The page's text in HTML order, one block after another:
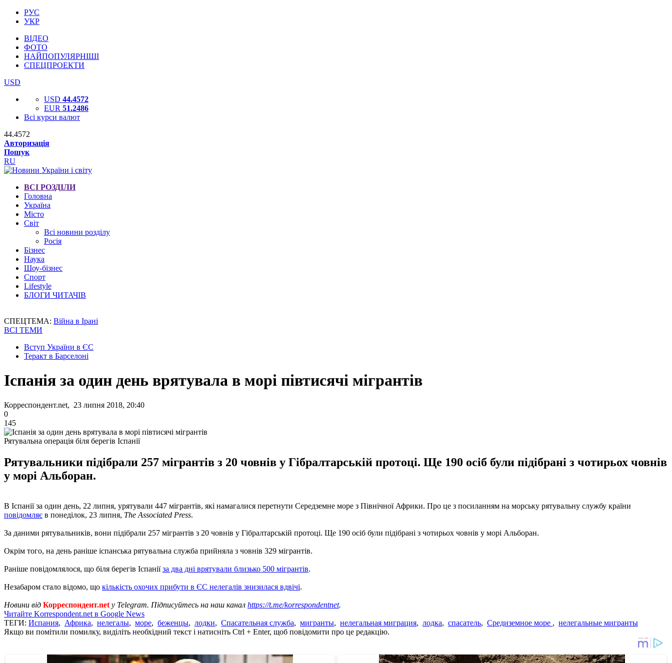
РУС
УКР
ВІДЕО
ФОТО
НАЙПОПУЛЯРНІШІ
СПЕЦПРОЕКТИ
USD
USD 44.4572
EUR 51.2486
Всі курси валют
44.4572
Авторизація
Пошук
RU
ВСІ РОЗДІЛИ
Головна
Україна
Місто
Світ
Всі новини розділу
Росія
Бізнес
Наука
Шоу-бізнес
Спорт
Lifestyle
БЛОГИ ЧИТАЧІВ
СПЕЦТЕМА: Війна в Ірані
ВСІ ТЕМИ
Вступ України в ЄС
Теракт в Барселоні
Іспанія за один день врятувала в морі півтисячі мігрантів
Корреспондент.net, 23 липня 2018, 20:40
0
145
Рятувальна операція біля берегів Іспанії
Рятувальники підібрали 257 мігрантів з 20 човнів у Гібралтарській протоці. Ще 190 осіб були підібрані з чотирьох човнів
у морі Альборан.
В Іспанії за один день, 22 липня, урятували 447 мігрантів, які намагалися перетнути Середземне море з Північної Африки. Про це з посиланням на морську рятувальну службу країни
повідомляє в понеділок, 23 липня, The Associated Press.
За даними рятувальників, вони підібрали 257 мігрантів з 20 човнів у Гібралтарській протоці. Ще 190 осіб були підібрані з чотирьох човнів у морі Альборан.
Окрім того, на день раніше іспанська рятувальна служба прийняла з човнів 329 мігрантів.
Раніше повідомлялося, що біля берегів Іспаніїза два дні врятували близько 500 мігрантів.
Незабаром стало відомо, що кількість охочих прибути в ЄС нелегалів знизилася вдвічі.
Новини від Корреспондент.net у Telegram. Підписуйтесь на наш канал https://t.me/korrespondentnet.
Читайте Korrespondent.net в Google News
ТЕГИ: Испания, Африка, нелегалы, море, беженцы, лодки, Спасательная служба, мигранты, нелегальная миграция, лодка, спасатель, Средиземное море , нелегальные мигранты
Якщо ви помітили помилку, виділіть необхідний текст і натисніть Ctrl + Enter, щоб повідомити про це редакцію.